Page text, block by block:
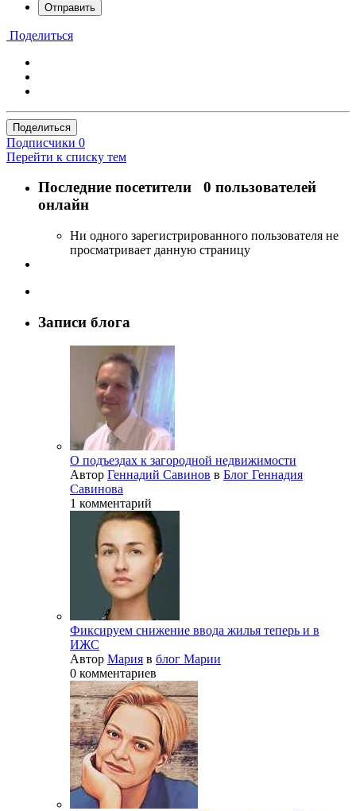
Отправить
Поделиться
Поделиться
Подписчики 0
Перейти к списку тем
Последние посетители 0 пользователей
онлайн
Ни одного зарегистрированного пользователя не
просматривает данную страницу
Записи блога
О подъездах к загородной недвижимости
Автор Геннадий Савинов в Блог Геннадия
Савинова
1 комментарий
Фиксируем снижение ввода жилья теперь и в
ИЖС
Автор Мария в блог Марии
0 комментариев